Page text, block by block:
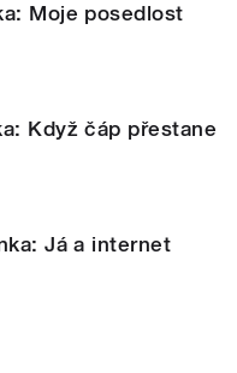
Moje posedlost
Když čáp přestane
Já a internet